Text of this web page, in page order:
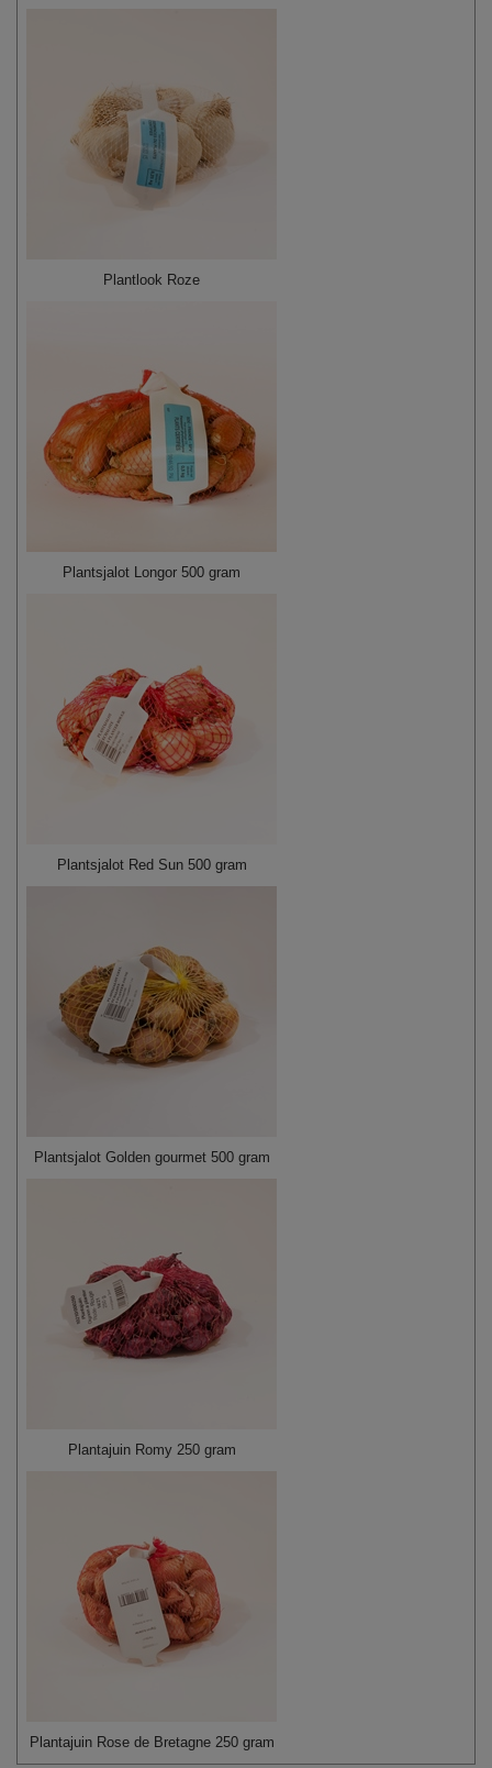
Plantlook Roze
Plantsjalot Longor 500 gram
Plantsjalot Red Sun 500 gram
Plantsjalot Golden gourmet 500 gram
Plantajuin Romy 250 gram
Plantajuin Rose de Bretagne 250 gram